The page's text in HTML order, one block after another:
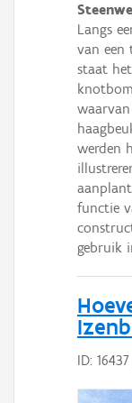
Langs
van een
staat
werden
functie
gebruik
ID: 16437